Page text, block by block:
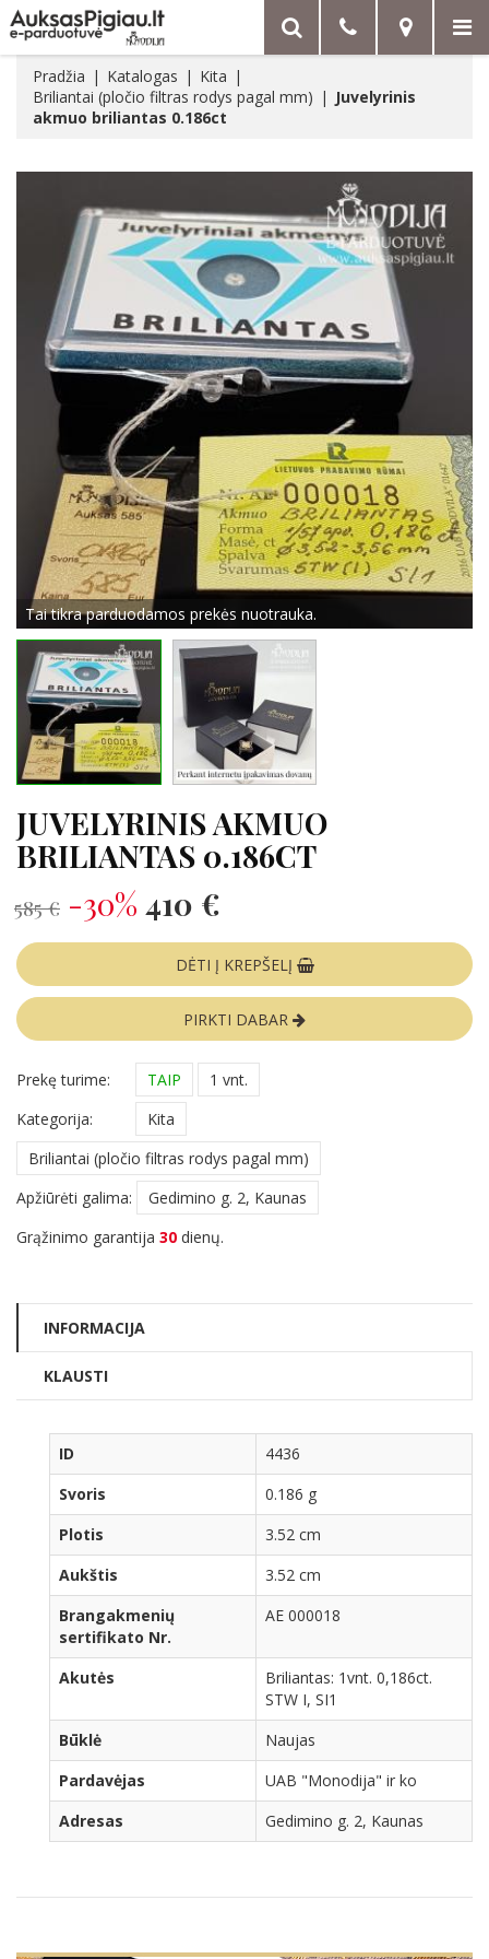
Pradžia Katalogas
Kita
Briliantai (pločio filtras rodys pagal mm)
Juvelyrinis
akmuo briliantas 0.186ct
Tai tikra parduodamos prekės nuotrauka.
JUVELYRINIS AKMUO
BRILIANTAS 0.186CT
585 € -30% 410 €
DĖTI Į KREPŠELĮ
PIRKTI DABAR
Prekę turime: TAIP
1 vnt.
Kategorija:
Kita
Briliantai (pločio filtras rodys pagal mm)
Apžiūrėti galima:
Gedimino g. 2, Kaunas
Grąžinimo garantija 30 dienų.
INFORMACIJA
KLAUSTI
ID
4436
Svoris
0.186 g
Plotis
3.52 cm
Aukštis
3.52 cm
Brangakmenių
sertifikato Nr.
AE 000018
Akutės
Briliantas: 1vnt. 0,186ct.
STW I, SI1
Būklė
Naujas
Pardavėjas
UAB "Monodija" ir ko
Adresas
Gedimino g. 2, Kaunas